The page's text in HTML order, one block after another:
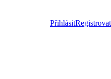
PřihlásitRegistrovat